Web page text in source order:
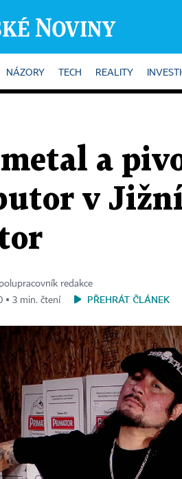
NÁZORY TECH REALITY
a
v Jižní
redakce
▪ 3 min. čtení
PŘEHRÁT ČLÁNEK